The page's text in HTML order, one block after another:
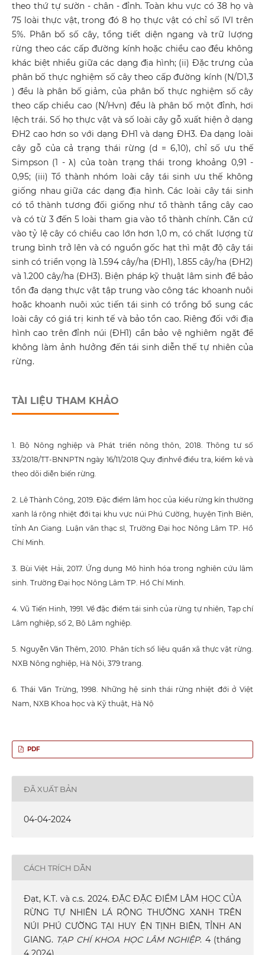
theo thứ tự sườn - chân - đỉnh. Toàn khu vực có 38 họ và
75 loài thực vật, trong đó 8 họ thực vật có chỉ số IVI trên
5%. Phân bố số cây, tổng tiết diện ngang và trữ lượng
rừng theo các cấp đường kính hoặc chiều cao đều không
khác biệt nhiều giữa các dạng địa hình; (ii) Đặc trưng của
phân bố thực nghiệm số cây theo cấp đường kính (N/D1,3
) đều là phân bố giảm, của phân bố thực nghiệm số cây
theo cấp chiều cao (N/Hvn) đều là phân bố một đỉnh, hơi
lệch trái. Số họ thực vật và số loài cây gỗ xuất hiện ở dạng
ĐH2 cao hơn so với dạng ĐH1 và dạng ĐH3. Đa dạng loài
cây gỗ của cả trạng thái rừng (d = 6,10), chỉ số ưu thế
Simpson (1 - λ) của toàn trạng thái trong khoảng 0,91 -
0,95; (iii) Tổ thành nhóm loài cây tái sinh ưu thế không
giống nhau giữa các dạng địa hình. Các loài cây tái sinh
có tổ thành tương đối giống như tổ thành tầng cây cao
và có từ 3 đến 5 loài tham gia vào tổ thành chính. Căn cứ
vào tỷ lệ cây có chiều cao lớn hơn 1,0 m, có chất lượng từ
trung bình trở lên và có nguồn gốc hạt thì mật độ cây tái
sinh có triển vọng là 1.594 cây/ha (ĐH1), 1.855 cây/ha (ĐH2)
và 1.200 cây/ha (ĐH3). Biện pháp kỹ thuật lâm sinh để bảo
tồn đa dạng thực vật tập trung vào công tác khoanh nuôi
hoặc khoanh nuôi xúc tiến tái sinh có trồng bổ sung các
loài cây có giá trị kinh tế và bảo tồn cao. Riêng đối với địa
hình cao trên đỉnh núi (ĐH1) cần bảo vệ nghiêm ngặt để
không làm ảnh hưởng đến tái sinh diễn thế tự nhiên của
rừng.
TÀI LIỆU THAM KHẢO
1. Bộ Nông nghiệp và Phát triển nông thôn, 2018. Thông tư số
33/2018/TT-BNNPTN ngày 16/11/2018 Quy địnhvề điều tra, kiểm kê và
theo dõi diễn biến rừng.
2. Lê Thành Công, 2019. Đặc điểm lâm học của kiểu rừng kín thường
xanh lá rộng nhiệt đới tại khu vực núi Phú Cường, huyện Tịnh Biên,
tỉnh An Giang. Luận văn thạc sĩ, Trường Đại học Nông Lâm TP. Hồ
Chí Minh.
3. Bùi Việt Hải, 2017. Ứng dụng Mô hình hóa trong nghiên cứu lâm
sinh. Trường Đại học Nông Lâm TP. Hồ Chí Minh.
4. Vũ Tiến Hinh, 1991. Về đặc điểm tái sinh của rừng tự nhiên, Tạp chí
Lâm nghiệp, số 2, Bộ Lâm nghiệp.
5. Nguyễn Văn Thêm, 2010. Phân tích số liệu quần xã thực vật rừng.
NXB Nông nghiệp, Hà Nội, 379 trang.
6. Thái Văn Trừng, 1998. Những hệ sinh thái rừng nhiệt đới ở Việt
Nam, NXB Khoa học và Kỹ thuật, Hà Nộ
PDF
ĐÃ XUẤT BẢN
04-04-2024
CÁCH TRÍCH DẪN
Đạt, K.T. và c.s. 2024. ĐẶC ĐẶC ĐIỂM LÂM HỌC CỦA
RỪNG TỰ NHIÊN LÁ RỘNG THƯỜNG XANH TRÊN
NÚI PHÚ CƯỜNG TẠI HUY ỆN TỊNH BIÊN, TỈNH AN
GIANG. TẠP CHÍ KHOA HỌC LÂM NGHIỆP. 4 (tháng